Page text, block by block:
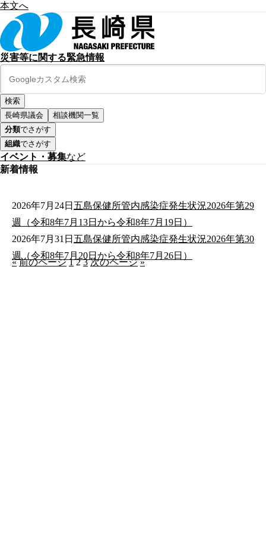
本文へ
災害等に関する緊急情報
長崎県議会
相談機関一覧
分類でさがす
組織でさがす
イベント・募集など
新着情報
2026年7月24日 五島保健所管内感染症発生状況2026年第29
週（令和8年7月13日から令和8年7月19日）
2026年7月31日 五島保健所管内感染症発生状況2026年第30
週（令和8年7月20日から令和8年7月26日）
« 前のページ 1 23 次のページ »